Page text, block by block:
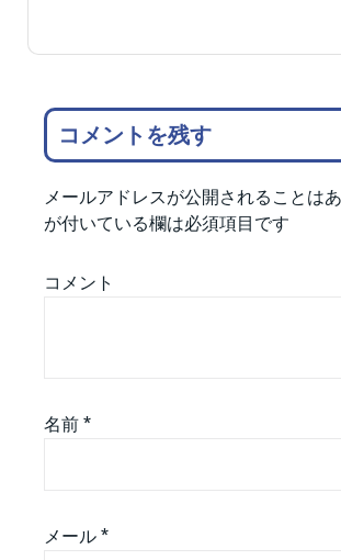
コメントを残す
メールアドレスが公開されることはあ
が付いている欄は必須項目です
コメント
名前 *
メール *